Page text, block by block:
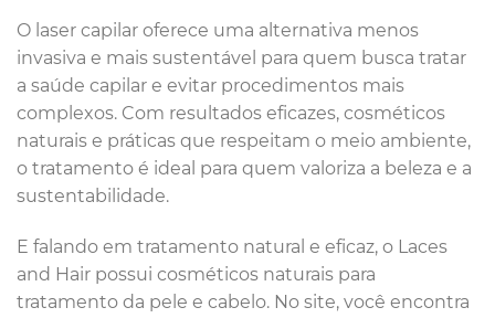
O laser capilar oferece uma alternativa menos
invasiva e mais sustentável para quem busca tratar
a saúde capilar e evitar procedimentos mais
complexos. Com resultados eficazes, cosméticos
naturais e práticas que respeitam o meio ambiente,
o tratamento é ideal para quem valoriza a beleza e a
sustentabilidade.
E falando em tratamento natural e eficaz, o Laces
and Hair possui cosméticos naturais para
tratamento da pele e cabelo. No site, você encontra